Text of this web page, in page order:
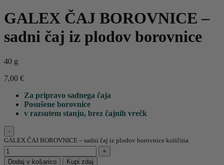
GALEX ČAJ BOROVNICE –
sadni čaj iz plodov borovnice
40 g
7,00 €
Za pripravo sadnega čaja
Posušene borovnice
v razsutem stanju, brez čajnih vrečk
GALEX ČAJ BOROVNICE – sadni čaj iz plodov borovnice količina
Dodaj v košarico Kupi zdaj